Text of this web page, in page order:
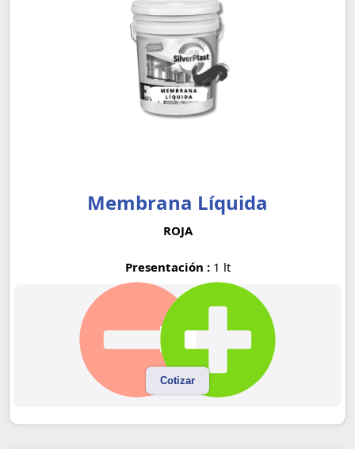
Membrana Líquida
ROJA
Presentación : 1 lt
Cotizar